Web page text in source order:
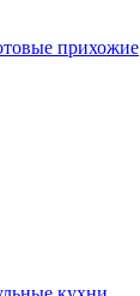
прихожие